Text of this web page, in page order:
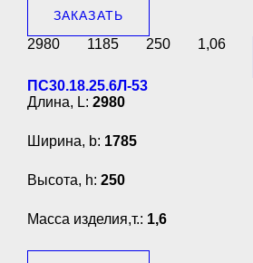
ЗАКАЗАТЬ
2980 1185 250 1,06
ПС30.18.25.6Л-53
Длина, L: 2980
Ширина, b: 1785
Высота, h: 250
Масса изделия,т.: 1,6